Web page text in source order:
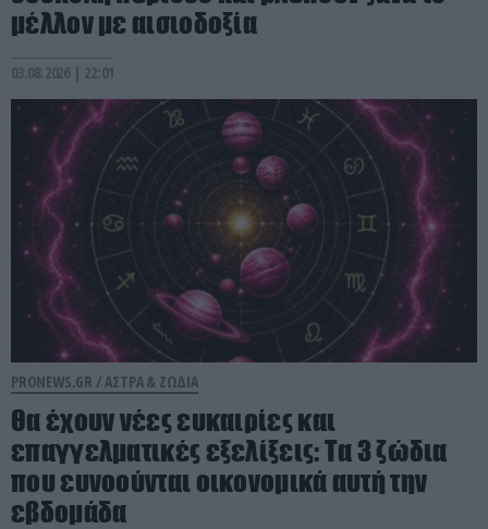
μέλλον με αισιοδοξία
03.08.2026 | 22:01
PRONEWS.GR /ΑΣΤΡΑ & ΖΩΔΙΑ
Θα έχουν νέες ευκαιρίες και
επαγγελματικές εξελίξεις: Τα 3 ζώδια
που ευνοούνται οικονομικά αυτή την
εβδομάδα